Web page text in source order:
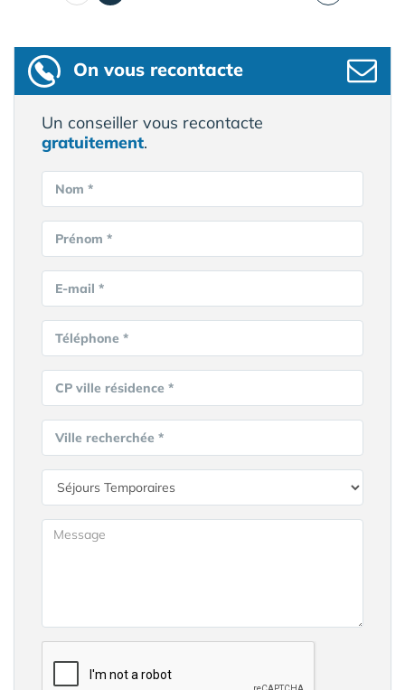
On vous recontacte
Un conseiller vous recontacte
gratuitement.
Nom *
Prénom *
E-mail *
Téléphone *
CP ville résidence *
Ville recherchée *